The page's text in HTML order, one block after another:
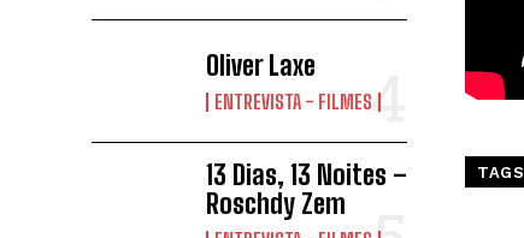
Oliver Laxe
ENTREVISTA - FILMES
13 Dias, 13 Noites –
Roschdy Zem
TAGS